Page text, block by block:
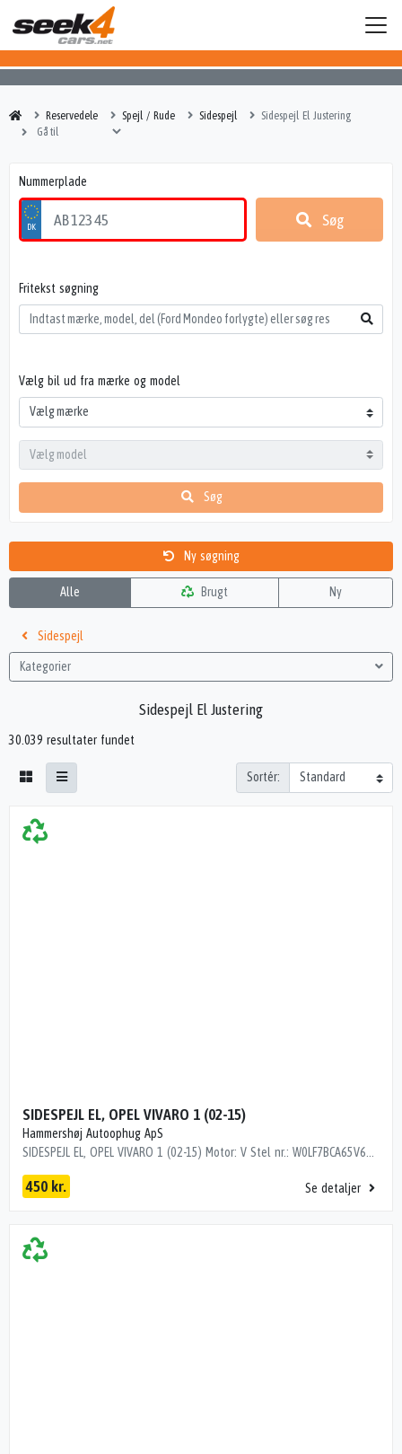
Reservedele Spejl / Rude Sidespejl Sidespejl El Justering
Nummerplade
Søg
Fritekst søgning
Vælg bil ud fra mærke og model
Søg
Ny søgning
Alle Brugt Ny
Sidespejl
Kategorier
Sidespejl El Justering
30.039 resultater fundet
Sortér:
SIDESPEJL EL, OPEL VIVARO 1 (02-15)
Hammershøj Autoophug ApS
450 kr. Se detaljer